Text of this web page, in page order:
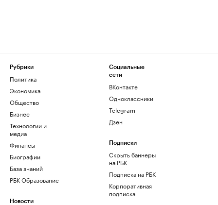
Рубрики
Политика
Экономика
Общество
Бизнес
Технологии и
медиа
Финансы
Биографии
База знаний
РБК Образование
Новости
Социальные
сети
ВКонтакте
Одноклассники
Telegram
Дзен
Подписки
Скрыть баннеры
на РБК
Подписка на РБК
Корпоративная
подписка